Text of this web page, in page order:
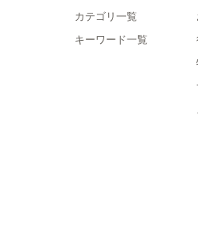
カテゴリ一覧
キーワード一覧